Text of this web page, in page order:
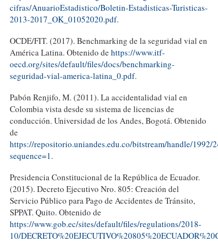
cifras/AnuarioEstadistico/Boletin-Estadisticas-Turisticas-
2013-2017_OK_01052020.pdf.
OCDE/FIT. (2017). Benchmarking de la seguridad vial en
América Latina. Obtenido de https://www.itf-
oecd.org/sites/default/files/docs/benchmarking-
seguridad-vial-america-latina_0.pdf.
Pabón Renjifo, M. (2011). La accidentalidad vial en
Colombia vista desde su sistema de licencias de
conducción. Universidad de los Andes, Bogotá. Obtenido
de
https://repositorio.uniandes.edu.co/bitstream/handle/1992/
sequence=1.
Presidencia Constitucional de la República de Ecuador.
(2015). Decreto Ejecutivo Nro. 805: Creación del
Servicio Público para Pago de Accidentes de Tránsito,
SPPAT. Quito. Obtenido de
https://www.gob.ec/sites/default/files/regulations/2018-
10/